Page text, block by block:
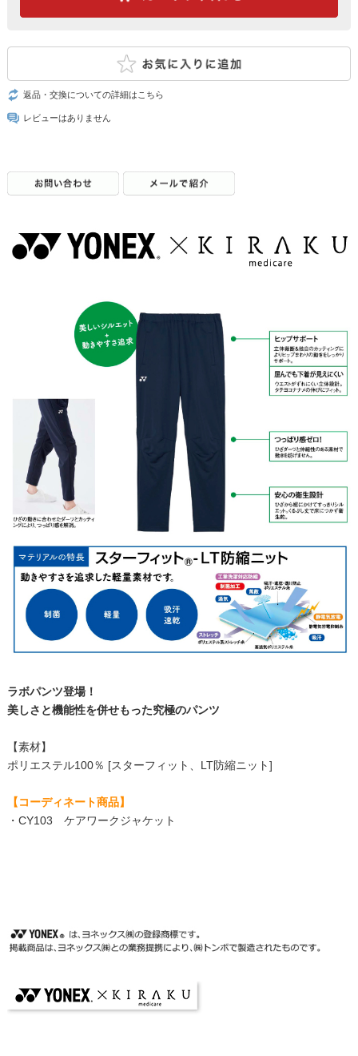
返品・交換についての詳細はこちら
レビューはありません
ラボパンツ登場！
美しさと機能性を併せもった究極のパンツ
【素材】
ポリエステル100％ [スターフィット、LT防縮ニット]
【コーディネート商品】
・ CY103 ケアワークジャケット